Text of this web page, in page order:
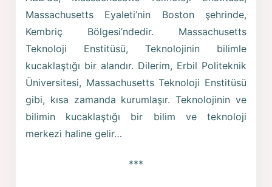
Massachusetts Eyaleti’nin Boston şehrinde,
Kembriç Bölgesi’ndedir. Massachusetts
Teknoloji Enstitüsü, Teknolojinin bilimle
kucaklaştığı bir alandır. Dilerim, Erbil Politeknik
Üniversitesi, Massachusetts Teknoloji Enstitüsü
gibi, kısa zamanda kurumlaşır. Teknolojinin ve
bilimin kucaklaştığı bir bilim ve teknoloji
merkezi haline gelir…
***